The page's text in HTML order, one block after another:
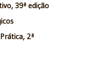
39ª edição
2ª